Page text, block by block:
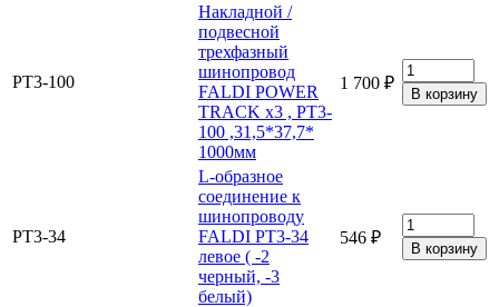
PT3-100
Накладной /
подвесной
трехфазный
шинопровод
FALDI POWER
TRACK x3 , PT3-
100 ,31,5*37,7*
1000мм
1 700 ₽
PT3-34
L-образное
соединение к
шинопроводу
FALDI PT3-34
левое ( -2
черный, -3
белый)
546 ₽